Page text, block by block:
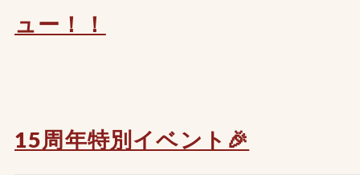
ュー！！
15周年特別イベント🎉